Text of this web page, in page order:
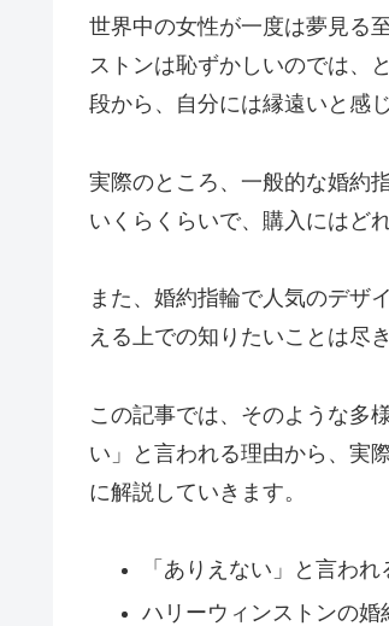
世界中の女性が一度は夢見る
ストンは恥ずかしいのでは、
段から、自分には縁遠いと感
実際のところ、一般的な婚約
いくらくらいで、購入にはど
また、婚約指輪で人気のデザ
える上での知りたいことは尽
この記事では、そのような多
い」と言われる理由から、実
に解説していきます。
「ありえない」と言わ
ハリーウィンストンの